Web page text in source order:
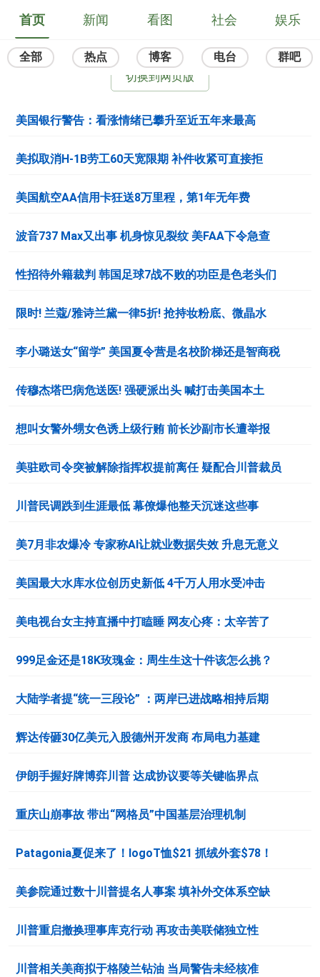
首页 新闻 看图 社会 娱乐
全部 热点 博客 电台 群吧
切换到网页版
美国银行警告：看涨情绪已攀升至近五年来最高
美拟取消H-1B劳工60天宽限期 补件收紧可直接拒
美国航空AA信用卡狂送8万里程，第1年无年费
波音737 Max又出事 机身惊见裂纹 美FAA下令急查
性招待外籍裁判 韩国足球7战不败的功臣是色老头们
限时! 兰蔻/雅诗兰黛一律5折! 抢持妆粉底、微晶水
李小璐送女“留学” 美国夏令营是名校阶梯还是智商税
传穆杰塔巴病危送医! 强硬派出头 喊打击美国本土
想叫女警外甥女色诱上级行贿 前长沙副市长遭举报
美驻欧司令突被解除指挥权提前离任 疑配合川普裁员
川普民调跌到生涯最低 幕僚爆他整天沉迷这些事
美7月非农爆冷 专家称AI让就业数据失效 升息无意义
美国最大水库水位创历史新低 4千万人用水受冲击
美电视台女主持直播中打瞌睡 网友心疼：太辛苦了
999足金还是18K玫瑰金：周生生这十件该怎么挑？
大陆学者提“统一三段论” ：两岸已进战略相持后期
辉达传砸30亿美元入股德州开发商 布局电力基建
伊朗手握好牌博弈川普 达成协议要等关键临界点
重庆山崩事故 带出“网格员”中国基层治理机制
Patagonia夏促来了！logoT恤$21 抓绒外套$78！
美参院通过数十川普提名人事案 填补外交体系空缺
川普重启撤换理事库克行动 再攻击美联储独立性
川普相关美商拟于格陵兰钻油 当局警告未经核准